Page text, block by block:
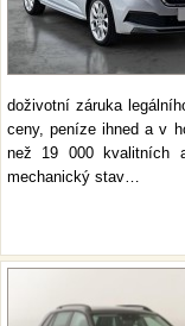
doživotní záruka
ceny, peníze ihned a v
než 19 000 kvalitních
mechanický stav…